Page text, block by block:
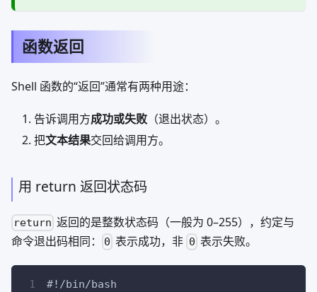
函数返回
Shell 函数的“返回”通常有两种用途：
告诉调用方成功或失败 （退出状态）。
把文本结果交回给调用方。
用 return 返回状态码
return 返回的是整数状态码（一般为 0–255），约定与
命令退出码相同：
0 表示成功，非 0 表示失败。
#!/bin/bash